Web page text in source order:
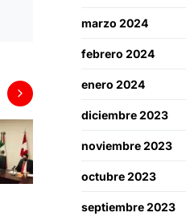
marzo 2024
febrero 2024
enero 2024
diciembre 2023
noviembre 2023
octubre 2023
septiembre 2023